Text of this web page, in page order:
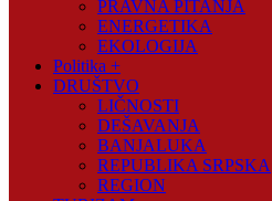
PRAVNA PITANJA
ENERGETIKA
EKOLOGIJA
Politika +
DRUŠTVO
LIČNOSTI
DEŠAVANJA
BANJALUKA
REPUBLIKA SRPSKA
REGION